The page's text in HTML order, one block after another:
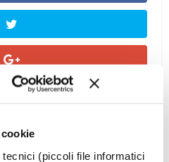
(piccoli file informatici